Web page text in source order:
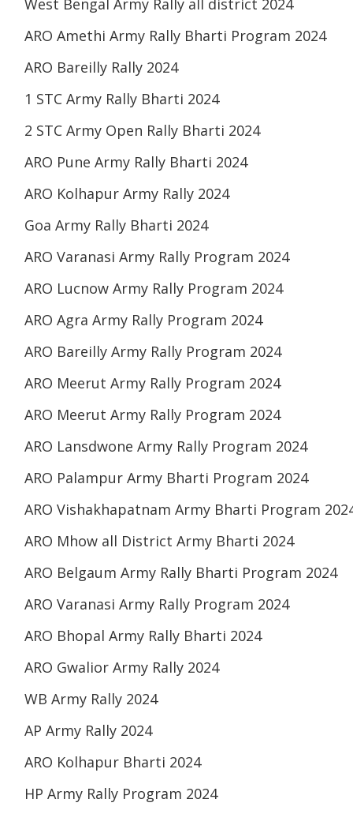
ARO Amethi Army Rally Bharti Program 2024
ARO Bareilly Rally 2024
1 STC Army Rally Bharti 2024
2 STC Army Open Rally Bharti 2024
ARO Pune Army Rally Bharti 2024
ARO Kolhapur Army Rally 2024
Goa Army Rally Bharti 2024
ARO Varanasi Army Rally Program 2024
ARO Lucnow Army Rally Program 2024
ARO Agra Army Rally Program 2024
ARO Bareilly Army Rally Program 2024
ARO Meerut Army Rally Program 2024
ARO Meerut Army Rally Program 2024
ARO Lansdwone Army Rally Program 2024
ARO Palampur Army Bharti Program 2024
ARO Vishakhapatnam Army Bharti Program
ARO Mhow all District Army Bharti 2024
ARO Belgaum Army Rally Bharti Program 2024
ARO Varanasi Army Rally Program 2024
ARO Bhopal Army Rally Bharti 2024
ARO Gwalior Army Rally 2024
WB Army Rally 2024
AP Army Rally 2024
ARO Kolhapur Bharti 2024
HP Army Rally Program 2024